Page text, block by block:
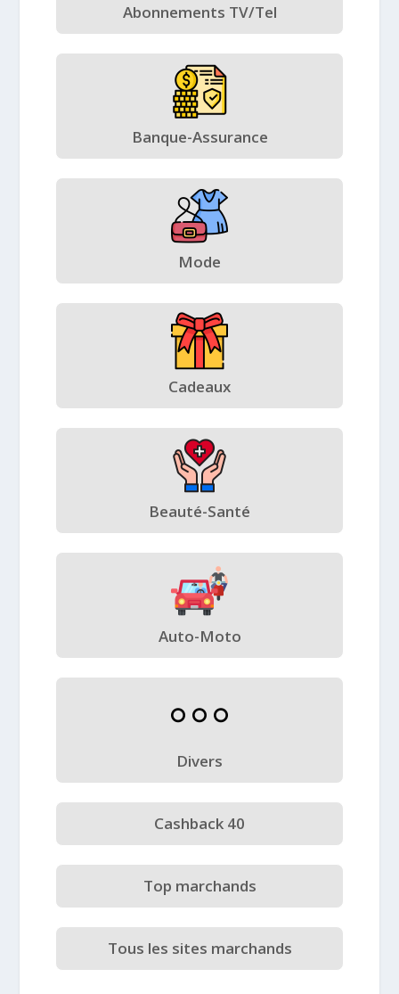
Abonnements TV/Tel
Banque-Assurance
Mode
Cadeaux
Beauté-Santé
Auto-Moto
Divers
Cashback 40
Top marchands
Tous les sites marchands